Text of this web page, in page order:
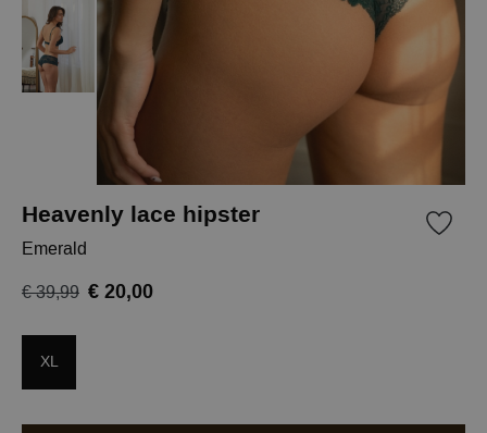
Heavenly lace hipster
Emerald
€ 39,99 € 20,00
XL